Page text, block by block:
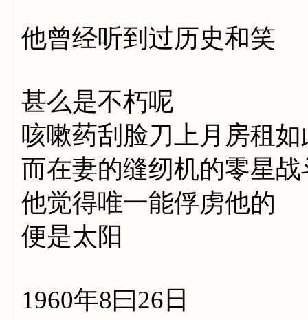
他曾经听到过历史和笑
甚么是不朽呢
咳嗽药刮脸刀上月房租
而在妻的缝纫机的零星战
他觉得唯一能俘虏他的
便是太阳
1960年8曰26日